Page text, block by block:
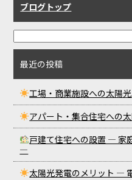
ブログトップ
最近の投稿
工場・商業施設への太陽
アパート・集合住宅への
戸建て住宅への設置 ― 家
―
太陽光発電のメリット ―